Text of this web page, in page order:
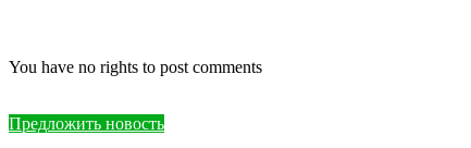
You have no rights to post comments
Предложить новость